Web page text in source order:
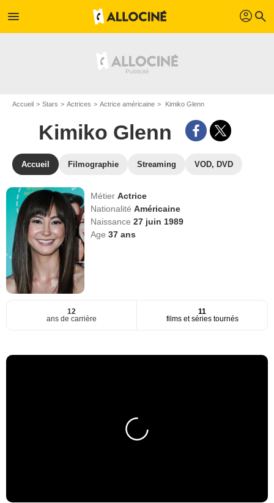
menu profil search
Accueil Stars Actrices Actrice américaine Kimiko Glenn
Kimiko Glenn
Accueil Filmographie Streaming VOD, DVD
MétierActrice
NationalitéAméricaine
Naissance27 juin 1989
Age37 ans
12
ans de carrière
11
films et séries tournés